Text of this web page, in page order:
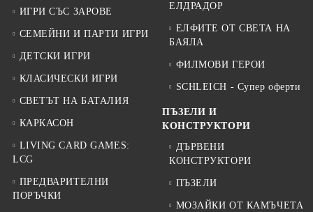
ИГРИ СЪС ЗАРОВЕ
СЕМЕЙНИ И ПАРТИ ИГРИ
ДЕТСКИ ИГРИ
КЛАСИЧЕСКИ ИГРИ
СВЕТЪТ НА БАТАЛИЯ
КАРКАСОН
LIVING CARD GAMES:
LCG
ПРЕДВАРИТЕЛНИ
ПОРЪЧКИ
ЕЛДРАДОР
ЕЛФИТЕ ОТ СВЕТА НА
БАЯЛА
ФИЛМОВИ ГЕРОИ
SCHLEICH - Супер оферти
ПЪЗЕЛИ И
КОНСТРУКТОРИ
ДЪРВЕНИ
КОНСТРУКТОРИ
ПЪЗЕЛИ
МОЗАЙКИ ОТ КАМЪЧЕТА